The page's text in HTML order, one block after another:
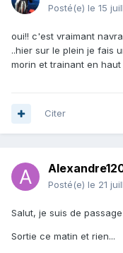
Posté(e) le 15
oui!! c'est vraimant
..hier sur le plein je fais
morin et trainant en
Citer
Posté(e) le 21
Salut, je suis de
Sortie ce matin et rien...